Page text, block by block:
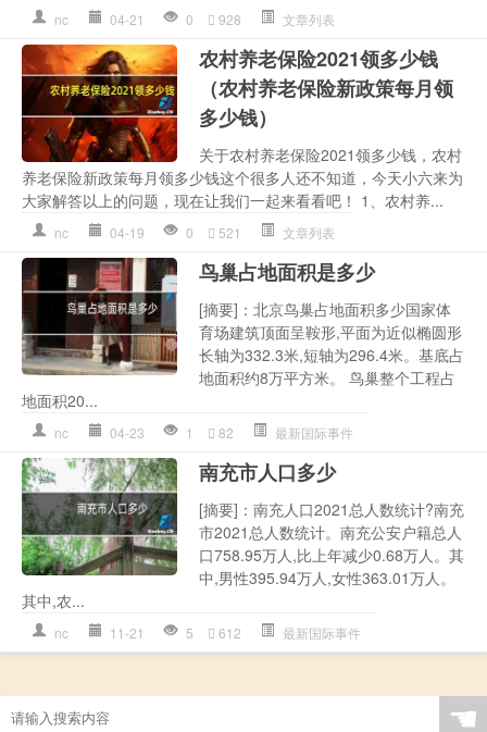
nc 04-21 0 928 文章列表
农村养老保险2021领多少钱
（农村养老保险新政策每月领
多少钱）
关于农村养老保险2021领多少钱，农村
养老保险新政策每月领多少钱这个很多人还不知道，今天小六来为
大家解答以上的问题，现在让我们一起来看看吧！ 1、农村养...
nc 04-19 0 521 文章列表
鸟巢占地面积是多少
[摘要]：北京鸟巢占地面积多少国家体
育场建筑顶面呈鞍形,平面为近似椭圆形
长轴为332.3米,短轴为296.4米。基底占
地面积约8万平方米。 鸟巢整个工程占
地面积20...
nc 04-23 1 82 最新国际事件
南充市人口多少
[摘要]：南充人口2021总人数统计?南充
市2021总人数统计。南充公安户籍总人
口758.95万人,比上年减少0.68万人。其
中,男性395.94万人,女性363.01万人。
其中,农...
nc 11-21 5 612 最新国际事件
☚